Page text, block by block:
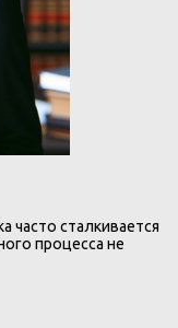
часто сталкивается
процесса не